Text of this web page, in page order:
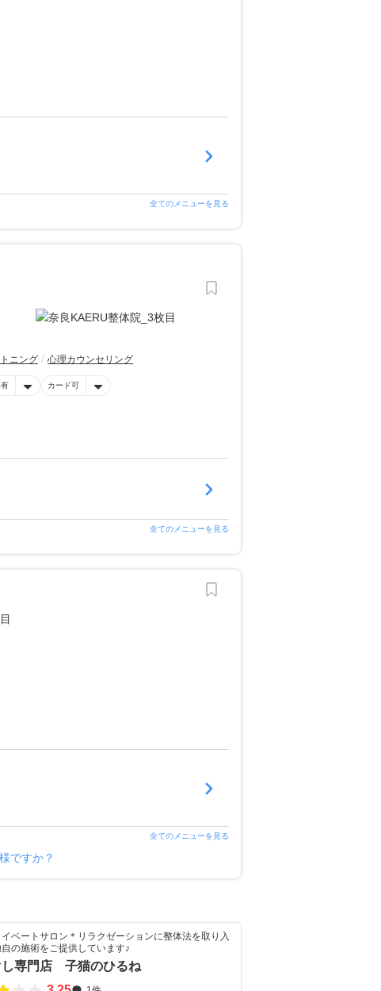
全てのメニューを見る
ニング 心理カウンセリング
カード可
全てのメニューを見る
全てのメニューを見る
ですか？
ベートサロン＊リラクゼーションに整体法を取り入
の施術をご提供しています♪
し専門店 子猫のひるね